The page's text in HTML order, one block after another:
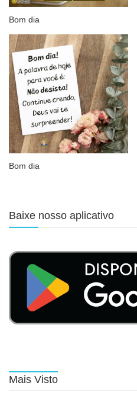
Bom dia
Bom dia
Baixe nosso aplicativo
Mais Visto